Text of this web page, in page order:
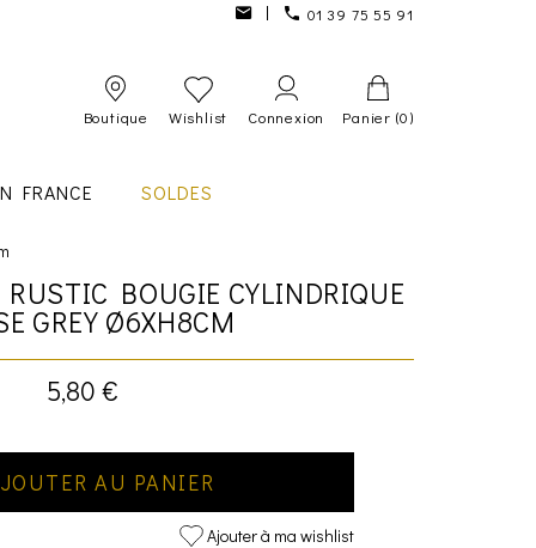
01 39 75 55 91
Boutique Wishlist Connexion Panier (0)
FRANCE SOLDES
RUSTIC BOUGIE CYLINDRIQUE
GREY Ø6XH8CM
5,80 €
AU PANIER
Ajouter à ma wishlist